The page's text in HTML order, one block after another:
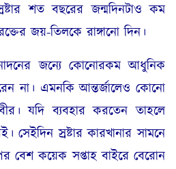
শত বছরের জন্মদিনটাও কম
জয়-তিলকে রাঙ্গানো দিন।
জন্যে কোনোরকম আধুনিক
না। এমনকি আন্তর্জালেও কোনো
যদি ব্যবহার করতেন তাহলে
স্রষ্টার কারখানার সামনে
বেশ কয়েক সপ্তাহ বাইরে বেরোন